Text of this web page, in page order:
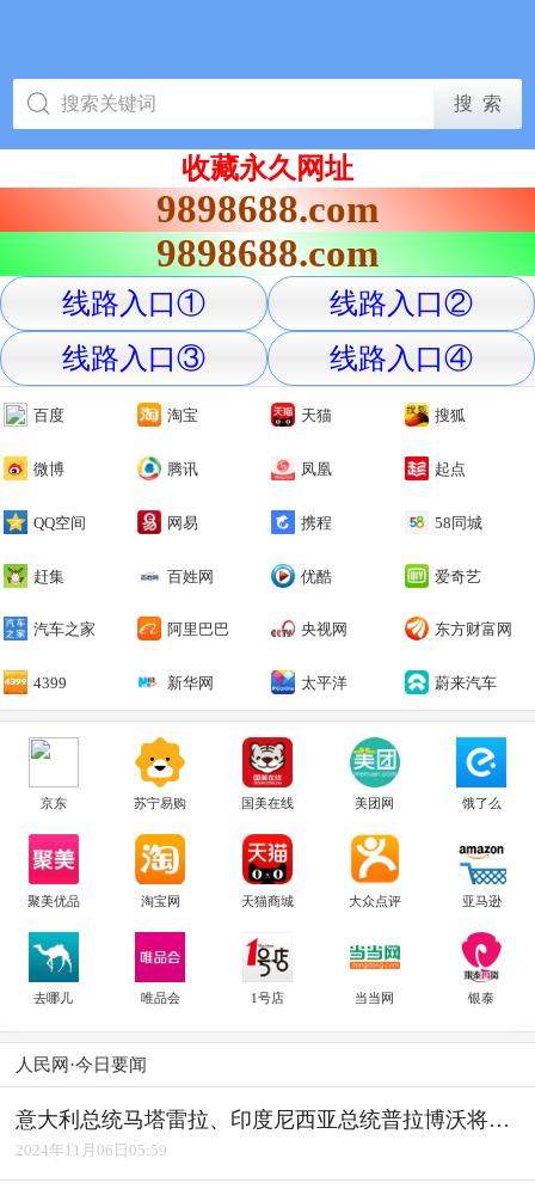
收藏永久网址
9898688.com
9898688.com
线路入口①
线路入口②
线路入口③
线路入口④
百度 淘宝 天猫 搜狐
微博 腾讯 凤凰 起点
QQ空间 网易 携程 58同城
赶集 百姓网 优酷 爱奇艺
汽车之家 阿里巴巴 央视网 东方财富网
4399 新华网 太平洋 蔚来汽车
京东 苏宁易购 国美在线 美团网 饿了么
聚美优品 淘宝网 天猫商城 大众点评 亚马逊
去哪儿 唯品会 1号店 当当网 银泰
人民网·今日要闻
意大利总统马塔雷拉、印度尼西亚总统普拉博沃将访华
2024年11月06日05:59